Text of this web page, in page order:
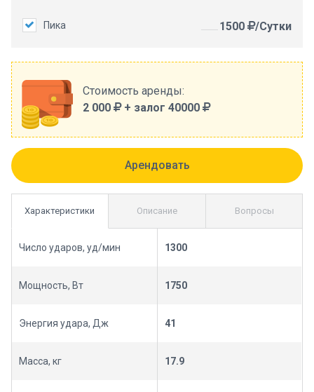
Пика 1500 /Сутки
Стоимость аренды:
2 000 + залог 40000
Характеристики
Число ударов, уд/мин 1300
Мощность, Вт 1750
Энергия удара, Дж 41
Масса, кг 17.9
Описание Вопросы